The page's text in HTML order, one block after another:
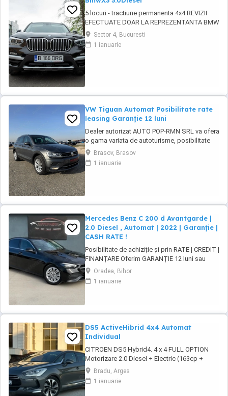
5 locuri - tractiune permanenta 4x4 REVIZII
EFECTUATE DOAR LA REPREZENTANTA BMW
CUTIE AUTOMATA 8+1 TREPTE 3 moduri
condus AUTOHOLD ASISTENT PLECARE DIN
RAMPA Camera frontala parbriz asistenta
Sector 4, Bucuresti
1 ianuarie
VW Tiguan Automat Posibilitate rate
leasing Garanție 12 luni
Dealer autorizat AUTO POP-RMN SRL va ofera
o gama variata de autoturisme, posibilitate
test drive si comenzi. Va asteptam in parcul
nostru pentru vizionari. * Posibilitate finantare,
rate leasing Garantie 12 luni ####FINANTARE-
Brasov, Brasov
1 ianuarie
Mercedes Benz C 200 d Avantgarde |
2.0 Diesel , Automat | 2022 | Garanție |
CASH RATE !
Posibilitate de achiziție și prin RATE | CREDIT |
FINANȚARE Oferim GARANȚIE 12 luni sau
10.000 km Mercedes-Benz C 200d 9G-Tronic
Avantgarde Motor - 2.0 diesel , Mild-hybrid
163 CP, Euro6 + motor electric 15 kW hibrid
Oradea, Bihor
1 ianuarie
DS5 ActiveHibrid 4x4 Automat
Individual
CITROEN DS5 Hybrid4. 4 x 4 FULL OPTION
Motorizare 2.0 Diesel + Electric (163cp +
37cp) Import Olanda 2024 - an fabricatie 2012
. Cutie automata (Mod Sport) + Padele F1 .
Norma de poluare Euro 5 Plafon Panoramic
Bradu, Arges
1 ianuarie